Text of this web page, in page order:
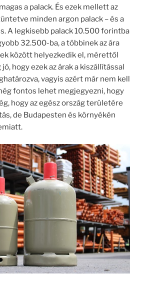
a palack. És ezek mellett az
minden argon palack – és a
A legkisebb palack 10.500 forintba
32.500-ba, a többinek az ára
között helyezkedik el, mérettől
hogy ezek az árak a kiszállítással
vagyis azért már nem kell
fontos lehet megjegyezni, hogy
hogy az egész ország területére
de Budapesten és környékén